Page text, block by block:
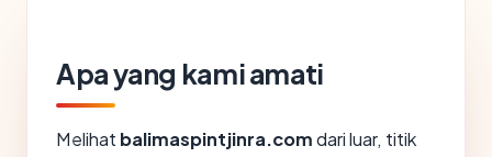
Apa yang kami amati
Melihat balimaspintjinra.comdari luar, titik